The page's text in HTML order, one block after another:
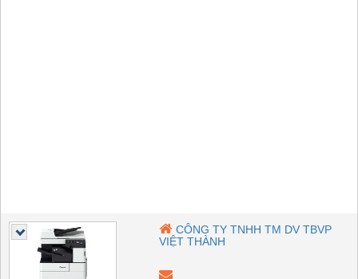
CÔNG TY TNHH TM DV TBVP
VIỆT THÀNH